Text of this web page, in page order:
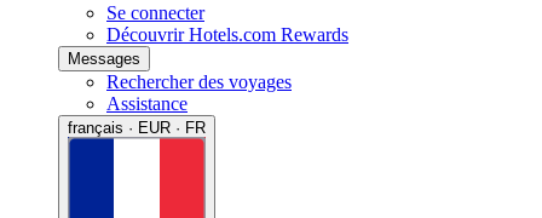
Se connecter
Découvrir Hotels.com Rewards
Messages
Rechercher des voyages
Assistance
français · EUR · FR